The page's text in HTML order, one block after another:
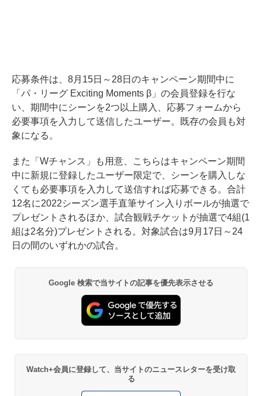
応募条件は、8月15日～28日のキャンペーン期間中に
「パ・リーグ Exciting Moments β」の会員登録を行な
い、期間中にシーンを2つ以上購入、応募フォームから
必要事項を入力して送信したユーザー。既存の会員も対
象になる。
また「Wチャンス」も用意、こちらはキャンペーン期間
中に新規に登録したユーザー限定で、シーンを購入しな
くても必要事項を入力して送信すれば応募できる。合計
12名に2022シーズン選手直筆サイン入りボールが抽選で
プレゼントされるほか、試合観戦チケットが抽選で4組(1
組は2名分)プレゼントされる。対象試合は9月17日～24
日の間のいずれかの試合。
Google 検索で当サイトの記事を優先表示させる
Watch+会員に登録して、当サイトのニュースレターを受け取
る